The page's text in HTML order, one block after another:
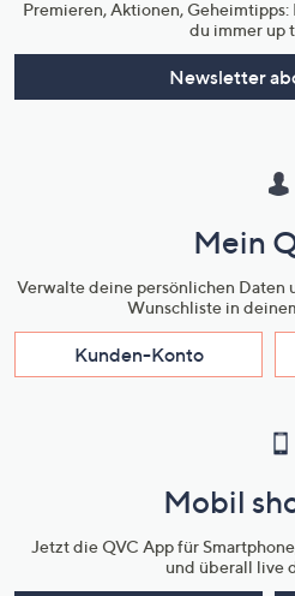
Premieren, Aktionen,
du immer up
Newsletter
Mein
Verwalte deine persönlichen Daten
Wunschliste in
Kunden-Konto
Mobil
Jetzt die QVC App für
und überall live